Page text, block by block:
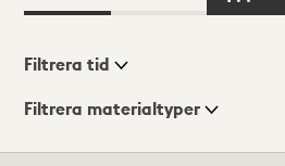
Visningsläge
Filtrera tid
Filtrera materialtyper